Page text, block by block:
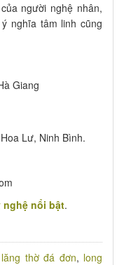
người nghệ nhân,
nghĩa tâm linh cũng
Giang
Lư, Ninh Bình.
nghệ nổi bật.
lăng thờ đá đơn, long